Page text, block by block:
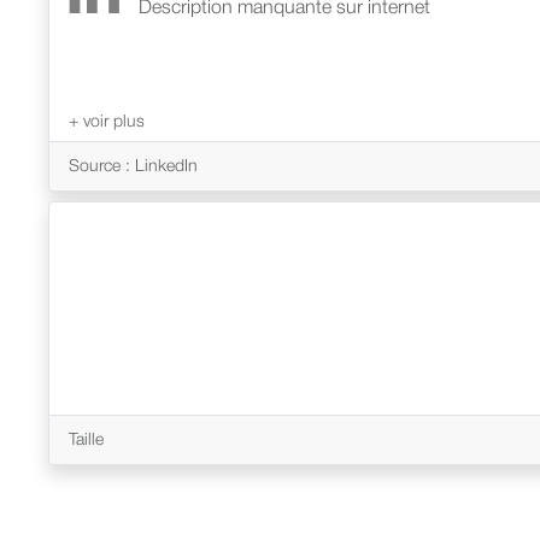
Description manquante sur internet
Source : LinkedIn
Taille